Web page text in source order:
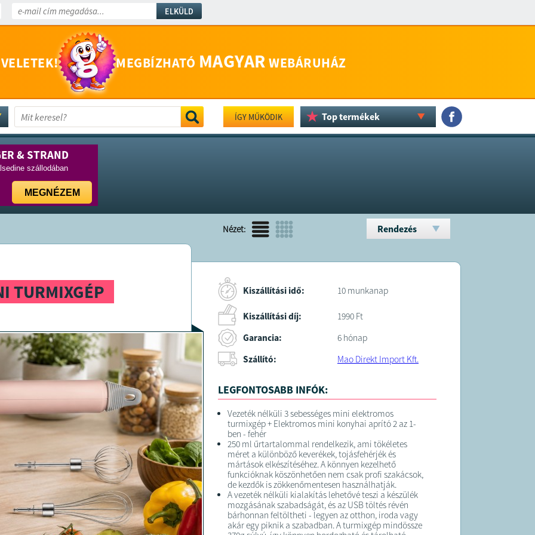
ELKÜLD
MEGBÍZHATÓ MAGYAR WEBÁRUHÁZ
ÍGY MŰKÖDIK Top termékek
& STRAND
szállodában
MEGNÉZEM
Nézet: Rendezés
TURMIXGÉP Kiszállítási idő: 10 munkanap
Kiszállítási díj:
1990 Ft
Garancia:
6 hónap
Szállító:
Mao Direkt Import Kft.
LEGFONTOSABB INFÓK:
Vezeték nélküli 3 sebességes mini elektromos
turmixgép + Elektromos mini konyhai aprító 2 az 1-
ben - fehér
250 ml űrtartalommal rendelkezik, ami tökéletes
méret a különböző keverékek, tojásfehérjék és
mártások elkészítéséhez. A könnyen kezelhető
funkcióknak köszönhetően nem csak profi szakácsok,
de kezdők is zökkenőmentesen használhatják.
A vezeték nélküli kialakítás lehetővé teszi a készülék
mozgásának szabadságát, és az USB töltés révén
bárhonnan feltöltheti - legyen az otthon, iroda vagy
akár egy piknik a szabadban. A turmixgép mindössze